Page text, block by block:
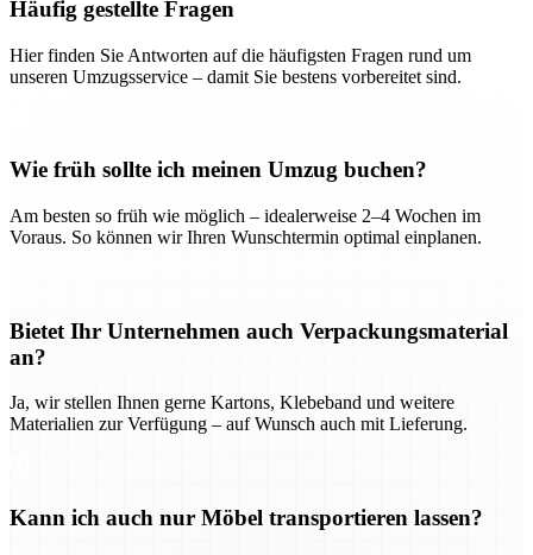
Häufig gestellte Fragen
Hier finden Sie Antworten auf die häufigsten Fragen rund um
unseren Umzugsservice – damit Sie bestens vorbereitet sind.
Wie früh sollte ich meinen Umzug buchen?
Am besten so früh wie möglich – idealerweise 2–4 Wochen im
Voraus. So können wir Ihren Wunschtermin optimal einplanen.
Bietet Ihr Unternehmen auch Verpackungsmaterial
an?
Ja, wir stellen Ihnen gerne Kartons, Klebeband und weitere
Materialien zur Verfügung – auf Wunsch auch mit Lieferung.
Kann ich auch nur Möbel transportieren lassen?